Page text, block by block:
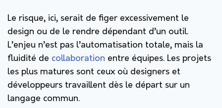
Le risque, ici, serait de figer excessivement le
design ou de le rendre dépendant d’un outil.
L’enjeu n’est pas l’automatisation totale, mais la
fluidité de collaboration entre équipes. Les projets
les plus matures sont ceux où designers et
développeurs travaillent dès le départ sur un
langage commun.